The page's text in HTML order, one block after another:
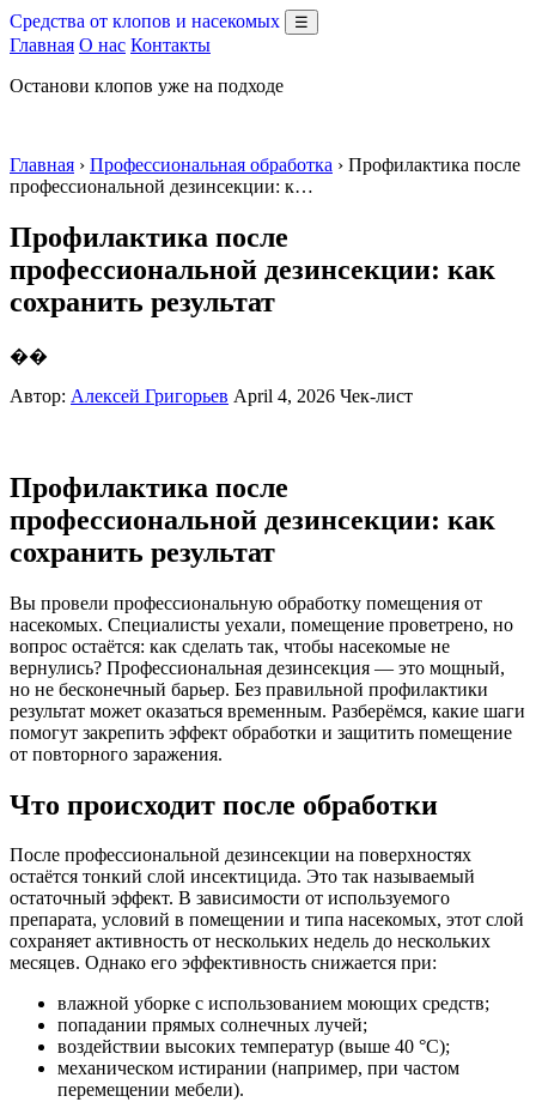
Средства от клопов и насекомых ☰
Главная О нас Контакты
Останови клопов уже на подходе
Главная › Профессиональная обработка › Профилактика после
профессиональной дезинсекции: к…
Профилактика после
профессиональной дезинсекции: как
сохранить результат
��
Автор: Алексей Григорьев April 4, 2026 Чек-лист
Профилактика после
профессиональной дезинсекции: как
сохранить результат
Вы провели профессиональную обработку помещения от
насекомых. Специалисты уехали, помещение проветрено, но
вопрос остаётся: как сделать так, чтобы насекомые не
вернулись? Профессиональная дезинсекция — это мощный,
но не бесконечный барьер. Без правильной профилактики
результат может оказаться временным. Разберёмся, какие шаги
помогут закрепить эффект обработки и защитить помещение
от повторного заражения.
Что происходит после обработки
После профессиональной дезинсекции на поверхностях
остаётся тонкий слой инсектицида. Это так называемый
остаточный эффект. В зависимости от используемого
препарата, условий в помещении и типа насекомых, этот слой
сохраняет активность от нескольких недель до нескольких
месяцев. Однако его эффективность снижается при:
влажной уборке с использованием моющих средств;
попадании прямых солнечных лучей;
воздействии высоких температур (выше 40 °C);
механическом истирании (например, при частом
перемещении мебели).